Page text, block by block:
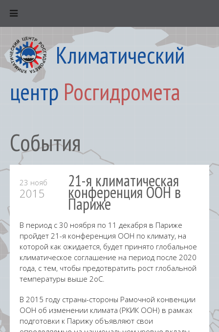
Климатический
центр Росгидромета
События
23 нояб
2015
21-я климатическая
конференция ООН в
Париже
В период с 30 ноября по 11 декабря в Париже
пройдет 21-я конференция ООН по климату, на
которой как ожидается, будет принято глобальное
климатическое соглашение на период после 2020
года, с тем, чтобы предотвратить рост глобальной
температуры выше 2оС.
В 2015 году страны-стороны Рамочной конвенции
ООН об изменении климата (РКИК ООН) в рамках
подготовки к Парижу объявляют свои